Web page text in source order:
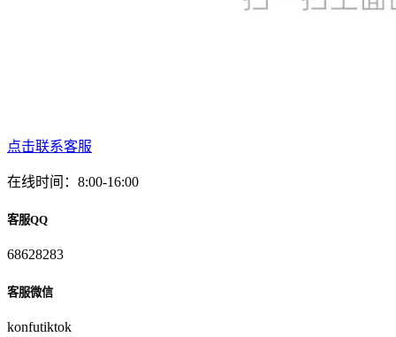
点击联系客服
在线时间：8:00-16:00
客服QQ
68628283
客服微信
konfutiktok